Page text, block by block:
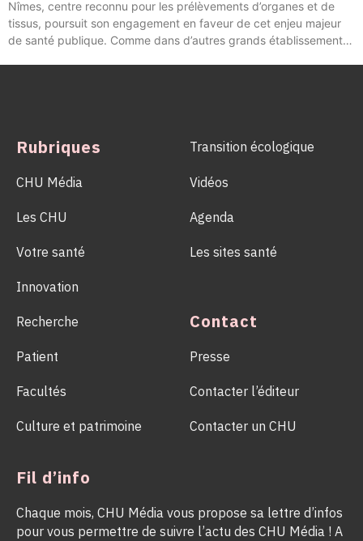
Nîmes, centre reconnu pour les prélèvements d’organes et de
tissus, poursuit son engagement en faveur de cet enjeu majeur
de santé publique. Comme dans d’autres grands établissements
Rubriques
CHU Média
Les CHU
Votre santé
Innovation
Recherche
Patient
Facultés
Culture et patrimoine
Transition écologique
Vidéos
Agenda
Les sites santé
Contact
Presse
Contacter l’éditeur
Contacter un CHU
Fil d’info
Chaque mois, CHU Média vous propose sa lettre d’infos
pour vous permettre de suivre l’actu des CHU Média ! A